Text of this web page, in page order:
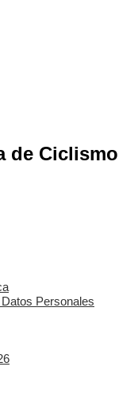
de Ciclismo
Personales